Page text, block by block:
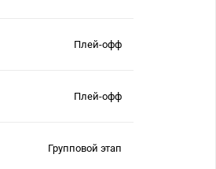
Плей-офф
Плей-офф
Групповой этап